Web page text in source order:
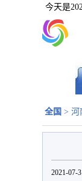
今天是
全国 > 河
2021-07-